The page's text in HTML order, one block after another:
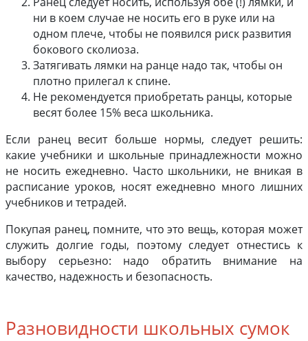
ни в коем случае не носить его в руке или на
одном плече, чтобы не появился риск развития
бокового сколиоза.
Затягивать лямки на ранце надо так, чтобы он
плотно прилегал к спине.
Не рекомендуется приобретать ранцы, которые
весят более 15% веса школьника.
Если ранец весит больше нормы, следует решить:
какие учебники и школьные принадлежности можно
не носить ежедневно. Часто школьники, не вникая в
расписание уроков, носят ежедневно много лишних
учебников и тетрадей.
Покупая ранец, помните, что это вещь, которая может
служить долгие годы, поэтому следует отнестись к
выбору серьезно: надо обратить внимание на
качество, надежность и безопасность.
Разновидности школьных сумок